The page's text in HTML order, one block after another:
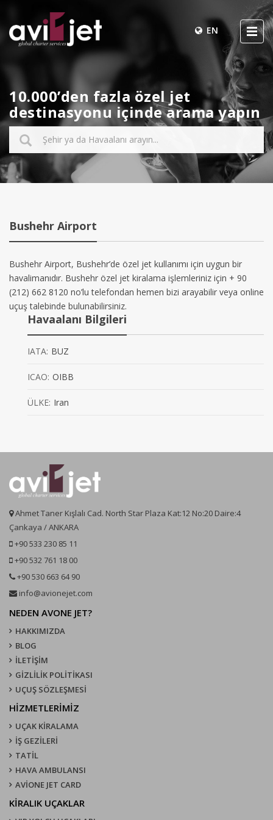
EN
10.000’den fazla özel jet
destinasyonu içinde arama yapın
Bushehr Airport
Bushehr Airport, Bushehr’de özel jet kullanımı için uygun bir
havalimanıdır. Bushehr özel jet kiralama işlemleriniz için + 90
(212) 662 8120 no’lu telefondan hemen bizi arayabilir veya online
uçuş talebinde bulunabilirsiniz.
Havaalanı Bilgileri
IATA: BUZ
ICAO: OIBB
ÜLKE: Iran
Ahmet Taner Kışlalı Cad. North Star Plaza Kat:12 No:20 Daire:4
Çankaya / ANKARA
+90 533 230 85 11
+90 532 761 18 00
+90 530 663 64 90
info@avionejet.com
NEDEN AVONE JET?
HAKKIMIZDA
BLOG
İLETİŞİM
GİZLİLİK POLİTİKASI
UÇUŞ SÖZLEŞMESI
HİZMETLERİMİZ
UÇAK KIRALAMA
İŞ GEZİLERİ
TATİL
HAVA AMBULANSI
AVİONE JET CARD
KIRALIK UÇAKLAR